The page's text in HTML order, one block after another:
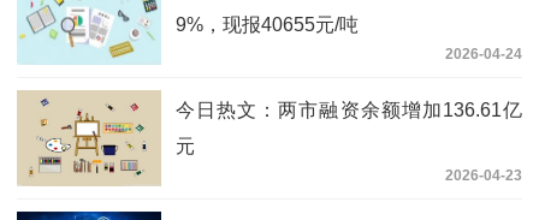
9%，现报40655元/吨
2026-04-24
今日热文：两市融资余额增加136.61亿
元
2026-04-23